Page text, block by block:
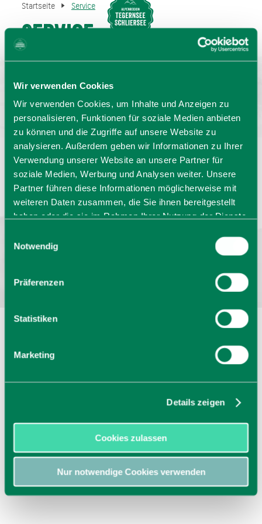
Wir verwenden Cookies
Wir verwenden Cookies, um Inhalte und Anzeigen zu
personalisieren, Funktionen für soziale Medien anbieten
zu können und die Zugriffe auf unsere Website zu
analysieren. Außerdem geben wir Informationen zu Ihrer
Verwendung unserer Website an unsere Partner für
soziale Medien, Werbung und Analysen weiter. Unsere
Partner führen diese Informationen möglicherweise mit
weiteren Daten zusammen, die Sie ihnen bereitgestellt
haben oder die sie im Rahmen Ihrer Nutzung der Dienste
Cookies, wenn Sie unsere Webseite weiterhin nutzen.
Notwendig
Präferenzen
Statistiken
Marketing
Details zeigen
Cookies zulassen
Nur notwendige Cookies verwenden
Startseite Service
Service
Sprache wählen:DE EN IT
Rathaus Barrierefrei reisen
Prospekte
Kontakt
Impressum
Datenschutz
Bayern - traditionell anders
BUCHEN